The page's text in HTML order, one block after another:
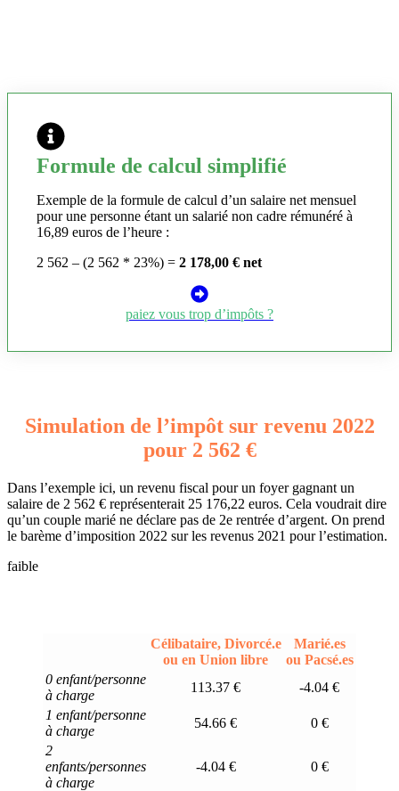
Formule de calcul simplifié
Exemple de la formule de calcul d’un salaire net mensuel
pour une personne étant un salarié non cadre rémunéré à
16,89 euros de l’heure :
2 562 – (2 562 * 23%) = 2 178,00 € net
paiez vous trop d’impôts ?
Simulation de l’impôt sur revenu 2022
pour 2 562 €
Dans l’exemple ici, un revenu fiscal pour un foyer gagnant un
salaire de 2 562 € représenterait 25 176,22 euros. Cela voudrait dire
qu’un couple marié ne déclare pas de 2e rentrée d’argent. On prend
le barème d’imposition 2022 sur les revenus 2021 pour l’estimation.
faible
Célibataire, Divorcé.e
ou en Union libre
Marié.es
ou Pacsé.es
0 enfant/personne
à charge
113.37 €
-4.04 €
1 enfant/personne
à charge
54.66 €
0 €
2
enfants/personnes
à charge
-4.04 € 0 €